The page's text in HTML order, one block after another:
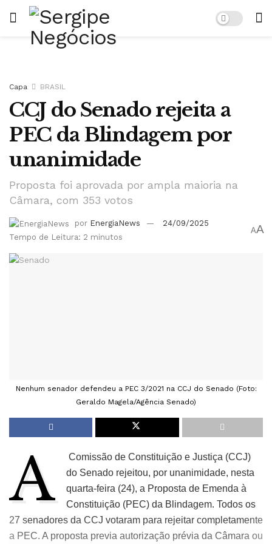
Capa BRASIL
CCJ do Senado rejeita a
PEC da Blindagem por
unanimidade
Proposta foi aprovada por ampla maioria na
Câmara, com 353 votos
por EnergiaNews
24/09/2025
Tempo de Leitura: 2 minutos
AA
Nenhum senador defendeu a PEC 3/2021 na CCJ do Senado (Foto:
Geraldo Magela/Agência Senado)
A
Comissão de Constituição e Justiça (CCJ)
do Senado rejeitou, por unanimidade, nesta
quarta-feira (24), a Proposta de Emenda à
Constituição (PEC) da Blindagem. Todos os
27 senadores da CCJ votaram para rejeitar completamente
a PEC. A proposta previa autorização prévia da Câmara ou